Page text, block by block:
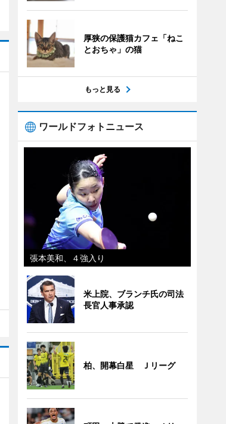
厚狭の保護猫カフェ「ねこ
とおちゃ」の猫
もっと見る
ワールドフォトニュース
張本美和、４強入り
米上院、ブランチ氏の司法
長官人事承認
柏、開幕白星 Ｊリーグ